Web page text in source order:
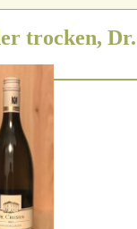
trocken, Dr.